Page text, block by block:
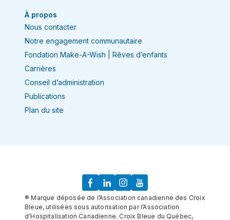
À propos
Nous contacter
Notre engagement communautaire
Fondation Make-A-Wish | Rêves d’enfants
Carrières
Conseil d’administration
Publications
Plan du site
® Marque déposée de l’Association canadienne des Croix
Bleue, utilisées sous autorisation par l’Association
d’Hospitalisation Canadienne. Croix Bleue du Québec,